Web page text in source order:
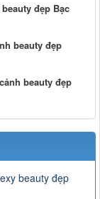
đẹp Bạc
beauty đẹp
beauty đẹp
beauty đẹp